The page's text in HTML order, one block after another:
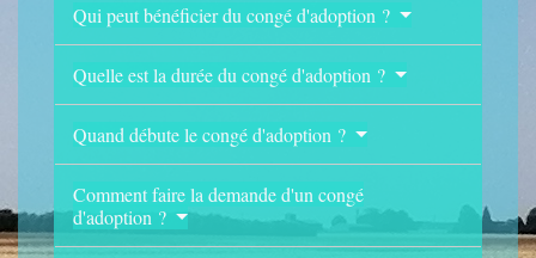
Qui peut bénéficier du congé d'adoption ?
Quelle est la durée du congé d'adoption ?
Quand débute le congé d'adoption ?
Comment faire la demande d'un congé
d'adoption ?